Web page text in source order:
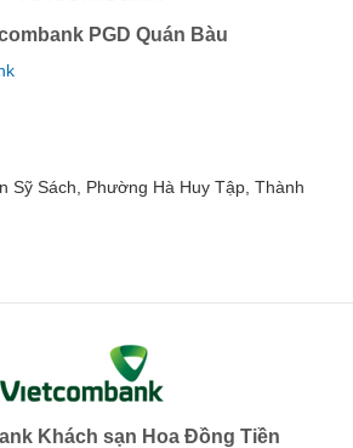
PGD Quán Bàu
Sỹ Sách, Phường Hà Huy Tập, Thành
Khách sạn Hoa Đồng Tiền